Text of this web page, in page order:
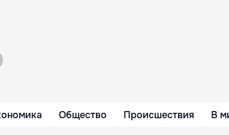
Общество Происшествия В